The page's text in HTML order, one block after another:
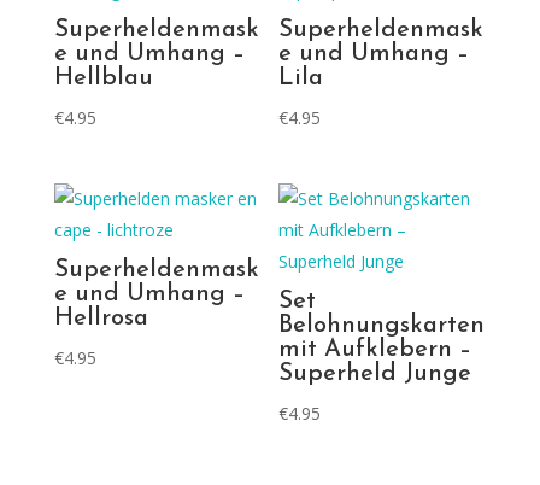
Superheldenmask
e und Umhang –
Hellblau
€4.95
Superheldenmask
e und Umhang –
Lila
€4.95
Superheldenmask
e und Umhang –
Hellrosa
€4.95
Set
Belohnungskarten
mit Aufklebern –
Superheld Junge
€4.95